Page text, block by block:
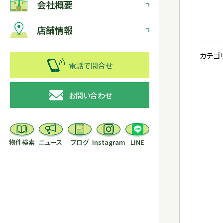
会社概要
店舗情報
電話で問合せ
お問い合わせ
物件検索 ニュース ブログ Instagram LINE
カテゴ